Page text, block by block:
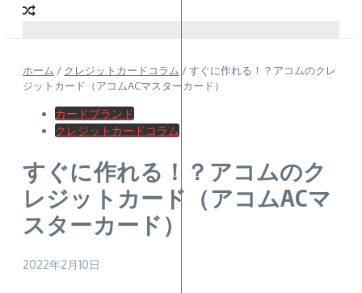
ホーム / クレジットカードコラム /すぐに作れる！？アコムのクレ
ジットカード（アコムACマスターカード）
カードブランド
クレジットカードコラム
すぐに作れる！？アコムのク
レジットカード（アコムACマ
スターカード）
2022年2月10日